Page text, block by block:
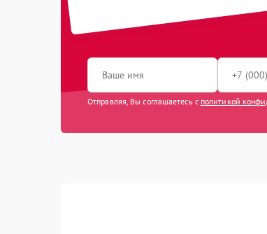
Отправляя, Вы соглашаетесь с политикой